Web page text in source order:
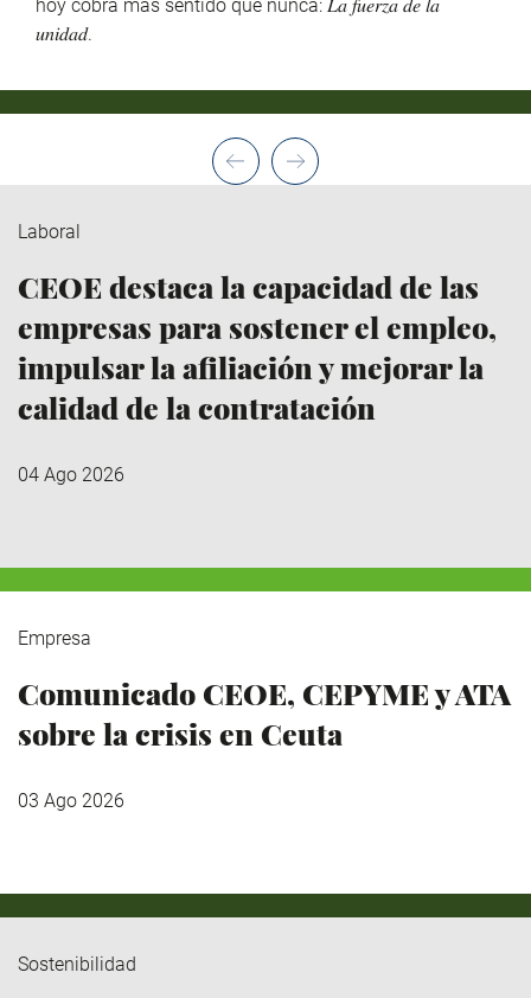
hoy cobra más sentido que nunca: 𝐿𝑎 𝑓𝑢𝑒𝑟𝑧𝑎 𝑑𝑒 𝑙𝑎
𝑢𝑛𝑖𝑑𝑎𝑑.
Laboral
CEOE destaca la capacidad de las
empresas para sostener el empleo,
impulsar la afiliación y mejorar la
calidad de la contratación
04 Ago 2026
Empresa
Comunicado CEOE, CEPYME y ATA
sobre la crisis en Ceuta
03 Ago 2026
Sostenibilidad